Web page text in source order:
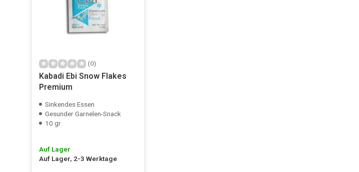
(0)
Kabadi Ebi Snow Flakes
Premium
Sinkendes Essen
Gesunder Garnelen-Snack
10 gr.
Auf Lager
Auf Lager, 2-3 Werktage